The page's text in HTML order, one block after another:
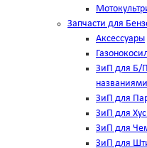
Запчасти для
Аксессуары
ЗиП для Б/
ЗиП для
ЗиП для
ЗиП для
ЗиП для